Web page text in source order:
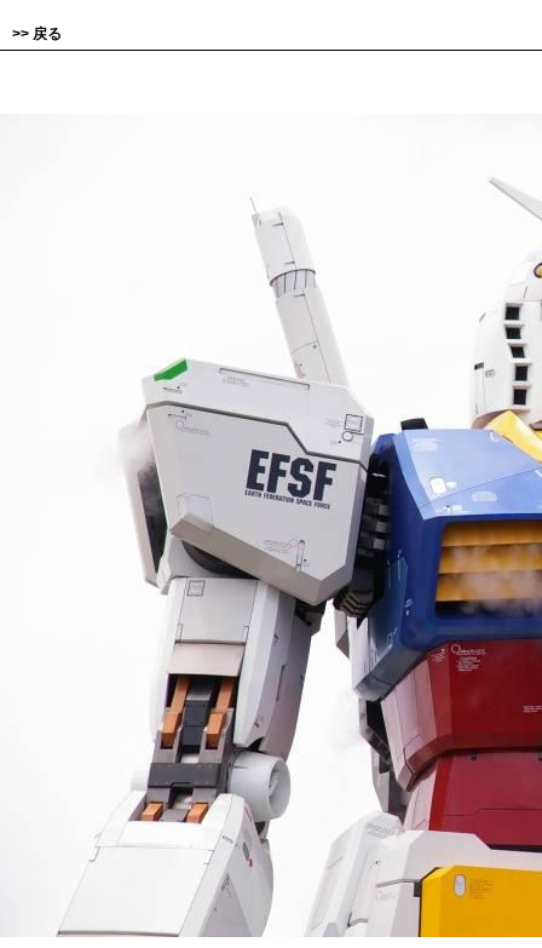
>> 戻る